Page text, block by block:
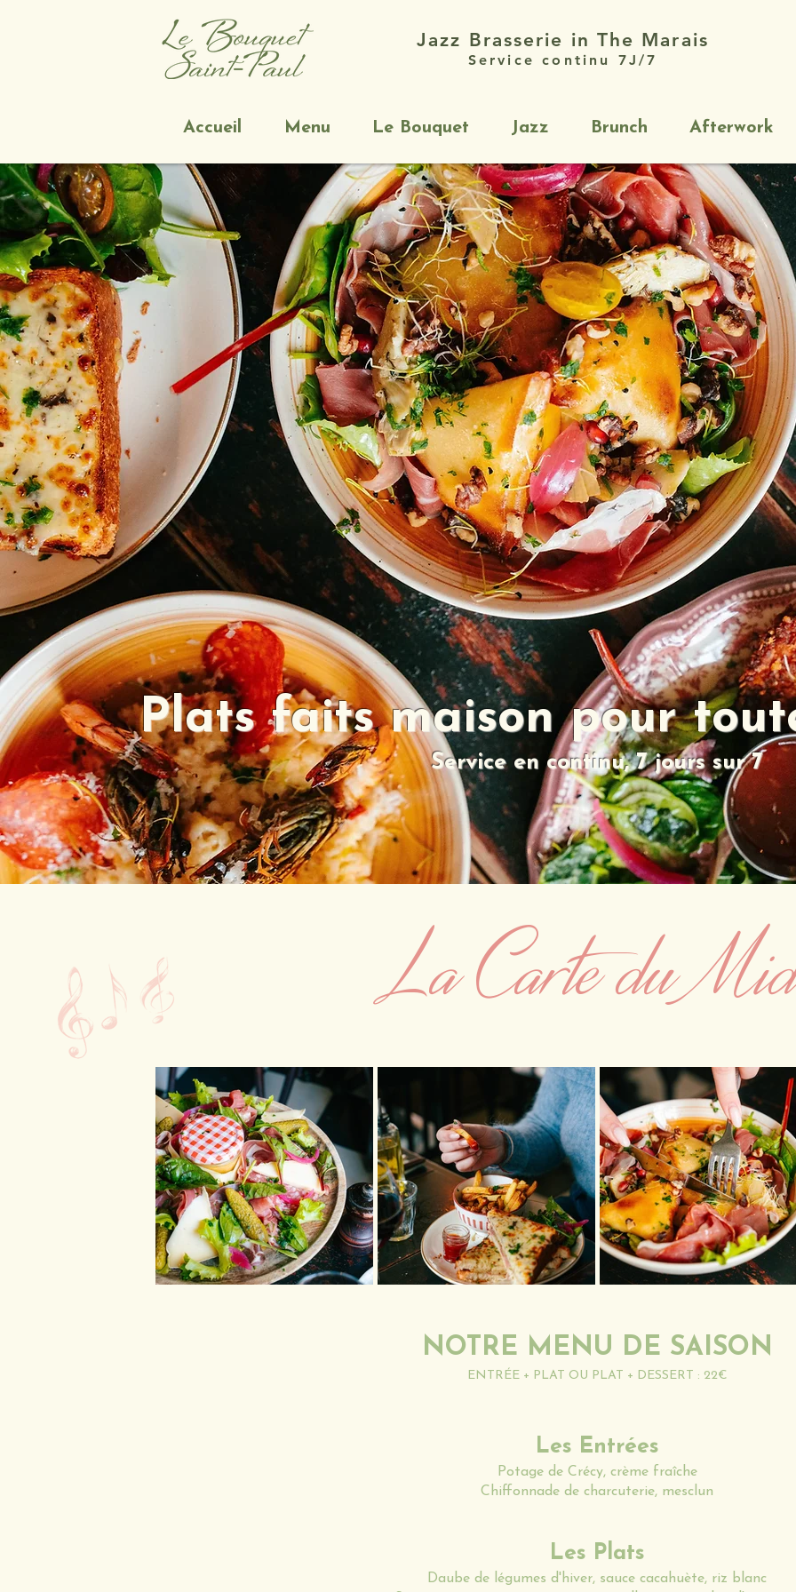
Jazz Brasserie in The Marais
Service continu 7J/7
Accueil Menu Le Bouquet Jazz Brunch Afterwork
Plats faits maison pour
Service en continu, 7 jours sur 7
La Carte du
NOTRE MENU DE SAISON
Les Entrées
Potage de Crécy, crème fraîche
Chiffonnade de charcuterie, mesclun
Les Plats
Daube de légumes d'hiver, sauce cacahuète, riz blanc
ENTRÉE + PLAT OU PLAT + DESSERT : 22€